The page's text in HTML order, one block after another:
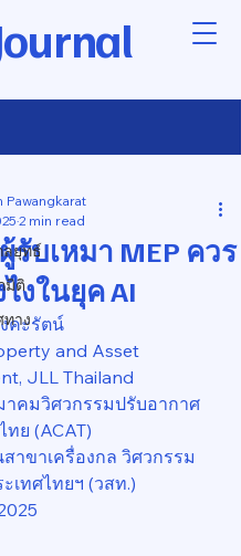
ลยุทธ์
มิติ
าง
บเหมา MEP ควร
งในยุค AI
Pawangkarat
2 min read
คะรัตน์
and Asset
JLL Thailand
คมวิศวกรรมปรับอากาศ
ทย (ACAT)
าขาเครื่องกล วิศวกรรม
เทศไทยฯ (วสท.)